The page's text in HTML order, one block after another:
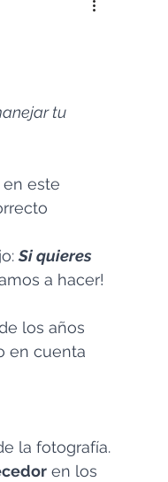
tu
este
Si quieres
a hacer!
los años
en cuenta
la fotografía.
en los